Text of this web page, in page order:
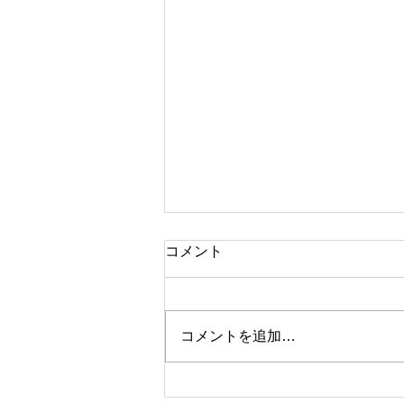
1月の予定
コメント
コメントを追加…